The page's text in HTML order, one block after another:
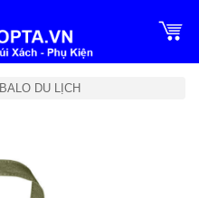
BALO DU LỊCH